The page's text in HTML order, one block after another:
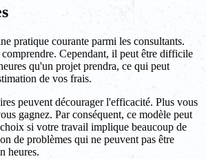
pratique courante parmi les consultants.
Cependant, il peut être difficile
qu'un projet prendra, ce qui peut
de vos frais.
peuvent décourager l'efficacité. Plus vous
gagnez. Par conséquent, ce modèle peut
si votre travail implique beaucoup de
de problèmes qui ne peuvent pas être
heures.